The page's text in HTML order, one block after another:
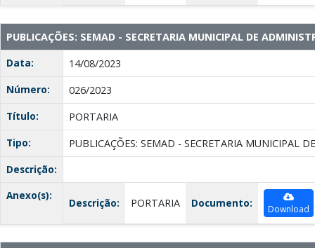
PUBLICAÇÕES: SEMAD - SECRETARIA MUNICIPAL DE
Data:
14/08/2023
Número:
026/2023
Título:
PORTARIA
Tipo:
PUBLICAÇÕES: SEMAD - SECRETARIA MUNICIPAL
Descrição:
Anexo(s):
Descrição: PORTARIA Documento: Download